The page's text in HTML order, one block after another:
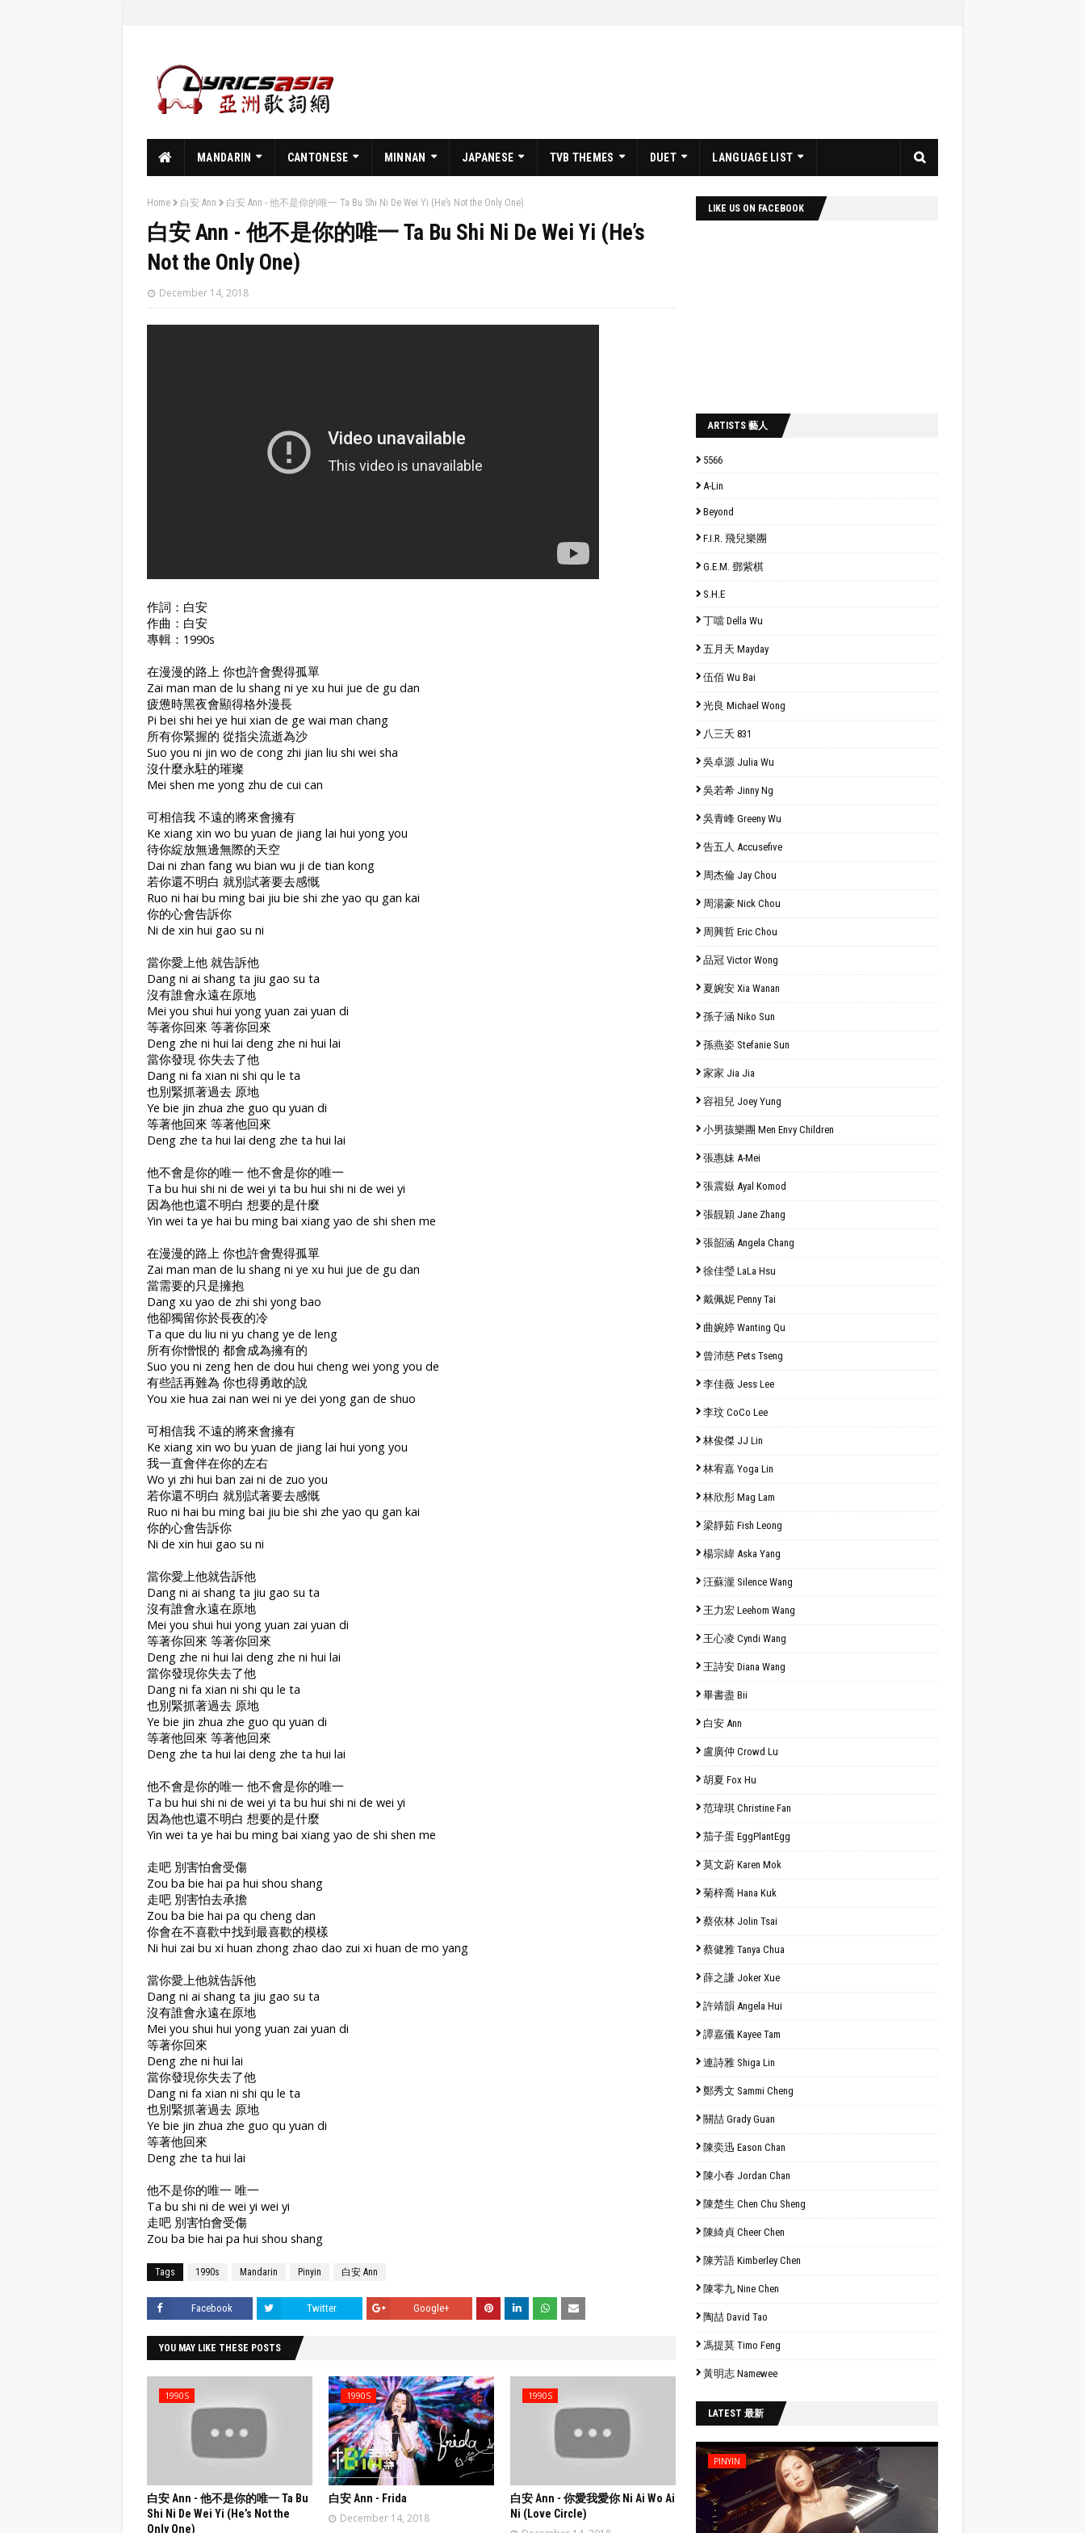
MANDARIN CANTONESE MINNAN JAPANESE TVB THEMES DUET LANGUAGE LIST
Home 白安 Ann 白安 Ann - 他不是你的唯一 Ta Bu Shi Ni De Wei Yi (He’s Not the Only One)
白安 Ann - 他不是你的唯一 Ta Bu Shi Ni De Wei Yi (He’s
Not the Only One)
December 14, 2018
作詞：白安
作曲：白安
專輯：1990s
在漫漫的路上 你也許會覺得孤單
Zai man man de lu shang ni ye xu hui jue de gu dan
疲憊時黑夜會顯得格外漫長
Pi bei shi hei ye hui xian de ge wai man chang
所有你緊握的 從指尖流逝為沙
Suo you ni jin wo de cong zhi jian liu shi wei sha
沒什麼永駐的璀璨
Mei shen me yong zhu de cui can
可相信我 不遠的將來會擁有
Ke xiang xin wo bu yuan de jiang lai hui yong you
待你綻放無邊無際的天空
Dai ni zhan fang wu bian wu ji de tian kong
若你還不明白 就別試著要去感慨
Ruo ni hai bu ming bai jiu bie shi zhe yao qu gan kai
你的心會告訴你
Ni de xin hui gao su ni
當你愛上他 就告訴他
Dang ni ai shang ta jiu gao su ta
沒有誰會永遠在原地
Mei you shui hui yong yuan zai yuan di
等著你回來 等著你回來
Deng zhe ni hui lai deng zhe ni hui lai
當你發現 你失去了他
Dang ni fa xian ni shi qu le ta
也別緊抓著過去 原地
Ye bie jin zhua zhe guo qu yuan di
等著他回來 等著他回來
Deng zhe ta hui lai deng zhe ta hui lai
他不會是你的唯一 他不會是你的唯一
Ta bu hui shi ni de wei yi ta bu hui shi ni de wei yi
因為他也還不明白 想要的是什麼
Yin wei ta ye hai bu ming bai xiang yao de shi shen me
在漫漫的路上 你也許會覺得孤單
Zai man man de lu shang ni ye xu hui jue de gu dan
當需要的只是擁抱
Dang xu yao de zhi shi yong bao
他卻獨留你於長夜的冷
Ta que du liu ni yu chang ye de leng
所有你憎恨的 都會成為擁有的
Suo you ni zeng hen de dou hui cheng wei yong you de
有些話再難為 你也得勇敢的說
You xie hua zai nan wei ni ye dei yong gan de shuo
可相信我 不遠的將來會擁有
Ke xiang xin wo bu yuan de jiang lai hui yong you
我一直會伴在你的左右
Wo yi zhi hui ban zai ni de zuo you
若你還不明白 就別試著要去感慨
Ruo ni hai bu ming bai jiu bie shi zhe yao qu gan kai
你的心會告訴你
Ni de xin hui gao su ni
當你愛上他就告訴他
Dang ni ai shang ta jiu gao su ta
沒有誰會永遠在原地
Mei you shui hui yong yuan zai yuan di
等著你回來 等著你回來
Deng zhe ni hui lai deng zhe ni hui lai
當你發現你失去了他
Dang ni fa xian ni shi qu le ta
也別緊抓著過去 原地
Ye bie jin zhua zhe guo qu yuan di
等著他回來 等著他回來
Deng zhe ta hui lai deng zhe ta hui lai
他不會是你的唯一 他不會是你的唯一
Ta bu hui shi ni de wei yi ta bu hui shi ni de wei yi
因為他也還不明白 想要的是什麼
Yin wei ta ye hai bu ming bai xiang yao de shi shen me
走吧 別害怕會受傷
Zou ba bie hai pa hui shou shang
走吧 別害怕去承擔
Zou ba bie hai pa qu cheng dan
你會在不喜歡中找到最喜歡的模樣
Ni hui zai bu xi huan zhong zhao dao zui xi huan de mo yang
當你愛上他就告訴他
Dang ni ai shang ta jiu gao su ta
沒有誰會永遠在原地
Mei you shui hui yong yuan zai yuan di
等著你回來
Deng zhe ni hui lai
當你發現你失去了他
Dang ni fa xian ni shi qu le ta
也別緊抓著過去 原地
Ye bie jin zhua zhe guo qu yuan di
等著他回來
Deng zhe ta hui lai
他不是你的唯一 唯一
Ta bu shi ni de wei yi wei yi
走吧 別害怕會受傷
Zou ba bie hai pa hui shou shang
Tags 1990s Mandarin Pinyin 白安 Ann
Facebook Twitter Google+
YOU MAY LIKE THESE POSTS
1990S
白安 Ann - 他不是你的唯一 Ta Bu
Shi Ni De Wei Yi (He’s Not the
Only One)
1990S
白安 Ann - Frida
December 14, 2018
1990S
白安 Ann - 你愛我愛你 Ni Ai Wo Ai
Ni (Love Circle)
LIKE US ON FACEBOOK
ARTISTS 藝人
5566
A-Lin
Beyond
F.I.R. 飛兒樂團
G.E.M. 鄧紫棋
S.H.E
丁噹 Della Wu
五月天 Mayday
伍佰 Wu Bai
光良 Michael Wong
八三夭 831
吳卓源 Julia Wu
吳若希 Jinny Ng
吳青峰 Greeny Wu
告五人 Accusefive
周杰倫 Jay Chou
周湯豪 Nick Chou
周興哲 Eric Chou
品冠 Victor Wong
夏婉安 Xia Wanan
孫子涵 Niko Sun
孫燕姿 Stefanie Sun
家家 Jia Jia
容祖兒 Joey Yung
小男孩樂團 Men Envy Children
張惠妹 A-Mei
張震嶽 Ayal Komod
張靚穎 Jane Zhang
張韶涵 Angela Chang
徐佳瑩 LaLa Hsu
戴佩妮 Penny Tai
曲婉婷 Wanting Qu
曾沛慈 Pets Tseng
李佳薇 Jess Lee
李玟 CoCo Lee
林俊傑 JJ Lin
林宥嘉 Yoga Lin
林欣彤 Mag Lam
梁靜茹 Fish Leong
楊宗緯 Aska Yang
汪蘇瀧 Silence Wang
王力宏 Leehom Wang
王心凌 Cyndi Wang
王詩安 Diana Wang
畢書盡 Bii
白安 Ann
盧廣仲 Crowd Lu
胡夏 Fox Hu
范瑋琪 Christine Fan
茄子蛋 EggPlantEgg
莫文蔚 Karen Mok
菊梓喬 Hana Kuk
蔡依林 Jolin Tsai
蔡健雅 Tanya Chua
薛之謙 Joker Xue
許靖韻 Angela Hui
譚嘉儀 Kayee Tam
連詩雅 Shiga Lin
鄭秀文 Sammi Cheng
關喆 Grady Guan
陳奕迅 Eason Chan
陳小春 Jordan Chan
陳楚生 Chen Chu Sheng
陳綺貞 Cheer Chen
陳芳語 Kimberley Chen
陳零九 Nine Chen
陶喆 David Tao
馮提莫 Timo Feng
黃明志 Namewee
LATEST 最新
PINYIN